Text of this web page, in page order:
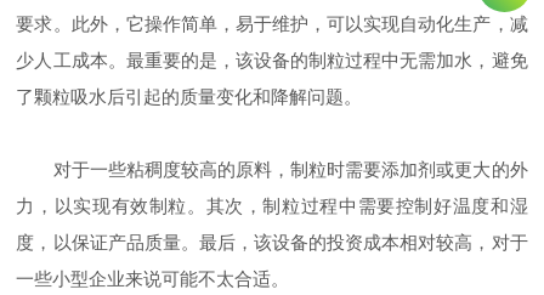
要求。此外，它操作简单，易于维护，可以实现自动化生产，减
少人工成本。最重要的是，该设备的制粒过程中无需加水，避免
了颗粒吸水后引起的质量变化和降解问题。
对于一些粘稠度较高的原料，制粒时需要添加剂或更大的外
力，以实现有效制粒。其次，制粒过程中需要控制好温度和湿
度，以保证产品质量。最后，该设备的投资成本相对较高，对于
一些小型企业来说可能不太合适。